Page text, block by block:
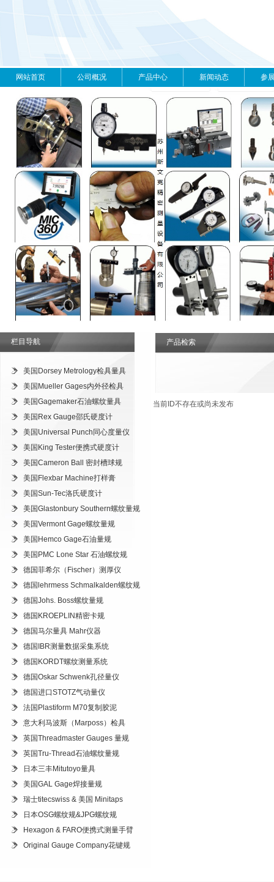
网站首页 公司概况 产品中心 新闻动态 参
栏目导航
美国Dorsey Metrology检具量具
美国Mueller Gages内外径检具
美国Gagemaker石油螺纹量具
美国Rex Gauge邵氏硬度计
美国Universal Punch同心度量仪
美国King Tester便携式硬度计
美国Cameron Ball 密封槽球规
美国Flexbar Machine打样膏
美国Sun-Tec洛氏硬度计
美国Glastonbury Southern螺纹量规
美国Vermont Gage螺纹量规
美国Hemco Gage石油量规
美国PMC Lone Star 石油螺纹规
德国菲希尔（Fischer）测厚仪
德国lehrmess Schmalkalden螺纹规
德国Johs. Boss螺纹量规
德国KROEPLIN精密卡规
德国马尔量具 Mahr仪器
德国IBR测量数据采集系统
德国KORDT螺纹测量系统
德国Oskar Schwenk孔径量仪
德国进口STOTZ气动量仪
法国Plastiform M70复制胶泥
意大利马波斯（Marposs）检具
英国Threadmaster Gauges 量规
英国Tru-Thread石油螺纹量规
日本三丰Mitutoyo量具
美国GAL Gage焊接量规
瑞士titecswiss & 美国 Minitaps
日本OSG螺纹规&JPG螺纹规
Hexagon & FARO便携式测量手臂
Original Gauge Company花键规
产品检索
当前ID不存在或尚未发布